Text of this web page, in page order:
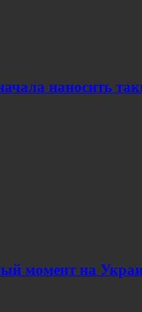
наносить
момент на